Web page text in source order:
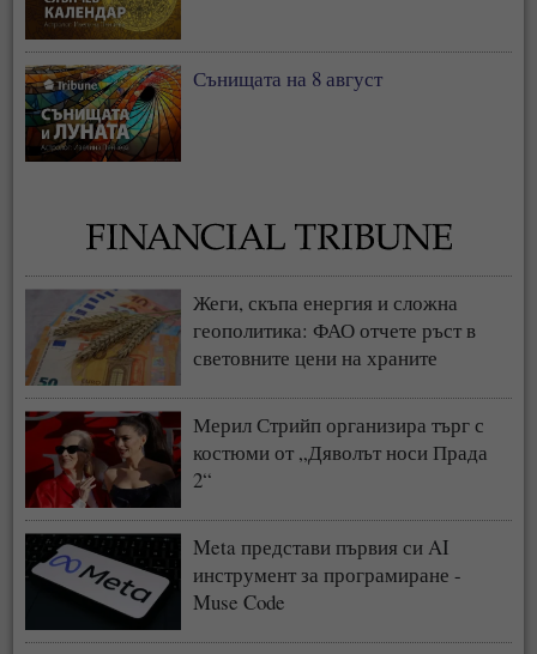
Сънищата на 8 август
Жеги, скъпа енергия и сложна
геополитика: ФАО отчете ръст в
световните цени на храните
Мерил Стрийп организира търг с
костюми от „Дяволът носи Прада
2“
Meta представи първия си AI
инструмент за програмиране -
Muse Code